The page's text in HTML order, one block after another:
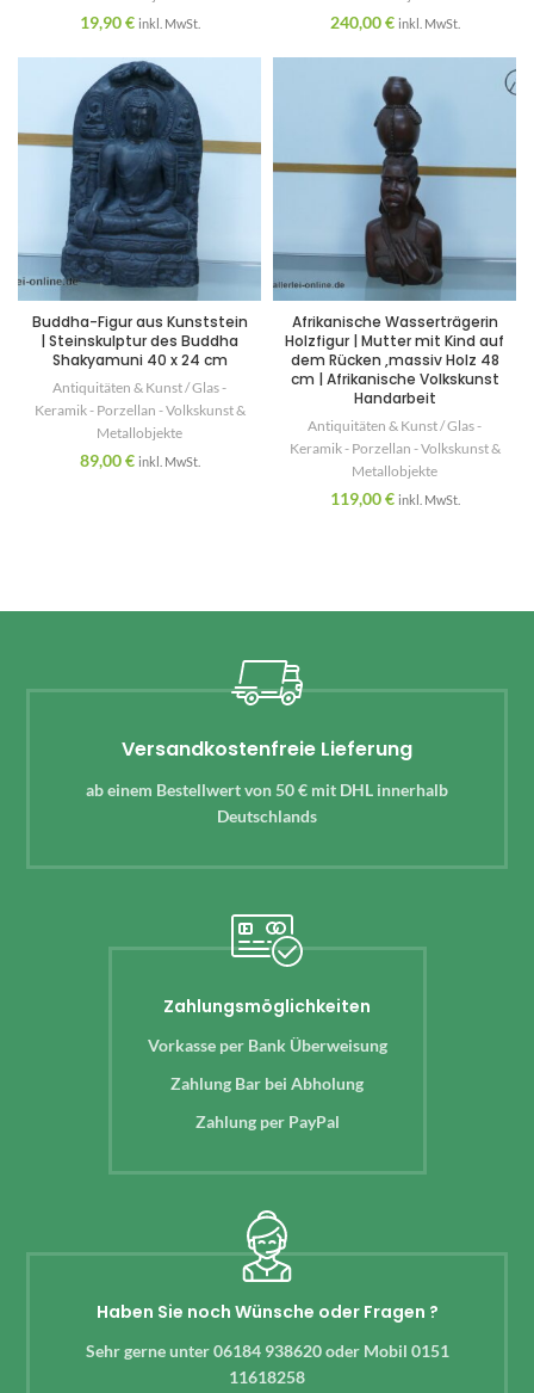
19,90€ inkl. MwSt. 240,00€ inkl. MwSt.
Buddha-Figur aus Kunststein
| Steinskulptur des Buddha
Shakyamuni 40 x 24 cm
Antiquitäten & Kunst / Glas -
Keramik - Porzellan - Volkskunst &
Metallobjekte
89,00€ inkl. MwSt.
Afrikanische Wasserträgerin
Holzfigur | Mutter mit Kind auf
dem Rücken ,massiv Holz 48
cm | Afrikanische Volkskunst
Handarbeit
Antiquitäten & Kunst / Glas -
Keramik - Porzellan - Volkskunst &
Metallobjekte
119,00€ inkl. MwSt.
Versandkostenfreie Lieferung
ab einem Bestellwert von 50 € mit DHL innerhalb
Deutschlands
Zahlungsmöglichkeiten
Vorkasse per Bank Überweisung
Zahlung Bar bei Abholung
Zahlung per PayPal
Haben Sie noch Wünsche oder Fragen ?
Sehr gerne unter 06184 938620 oder Mobil 0151
11618258